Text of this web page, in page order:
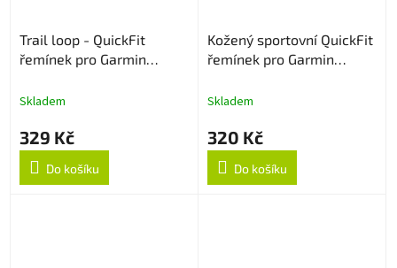
Trail loop - QuickFit
řemínek pro Garmin
Skladem
329 Kč
Do košíku
Kožený sportovní QuickFit
řemínek pro Garmin
Skladem
320 Kč
Do košíku